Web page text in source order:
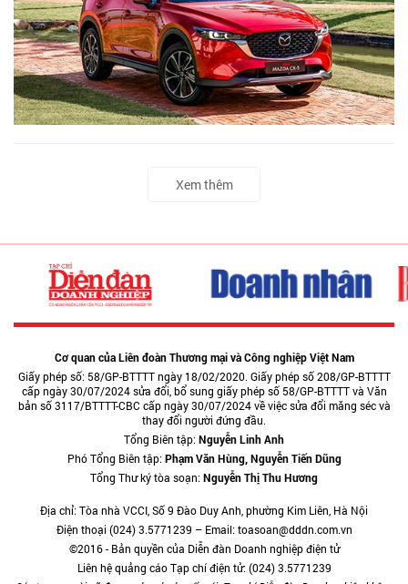
Xem thêm
Cơ quan của Liên đoàn Thương mại và Công nghiệp Việt Nam
Giấy phép số: 58/GP-BTTTT ngày 18/02/2020. Giấy phép số 208/GP-BTTTT
cấp ngày 30/07/2024 sửa đổi, bổ sung giấy phép số 58/GP-BTTTT và Văn
bản số 3117/BTTTT-CBC cấp ngày 30/07/2024 về việc sửa đổi măng séc và
thay đổi người đứng đầu.
Tổng Biên tập:Nguyễn Linh Anh
Phó Tổng Biên tập:Phạm Văn Hùng, Nguyễn Tiến Dũng
Tổng Thư ký tòa soạn:Nguyễn Thị Thu Hương
Địa chỉ: Tòa nhà VCCI, Số 9 Đào Duy Anh, phường Kim Liên, Hà Nội
Điện thoại (024) 3.5771239 – Email: toasoan@dddn.com.vn
©2016 - Bản quyền của Diễn đàn Doanh nghiệp điện tử
Liên hệ quảng cáo Tạp chí điện tử: (024) 3.5771239